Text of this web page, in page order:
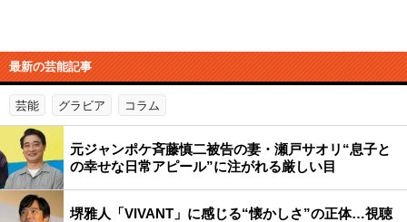
最新の芸能記事
芸能 グラビア コラム
元ジャンポケ斉藤慎二被告の妻・瀬戸サオリ“息子と
の幸せな日常アピール”に注がれる厳しい目
堺雅人「VIVANT」に感じる“懐かしさ”の正体…視聴